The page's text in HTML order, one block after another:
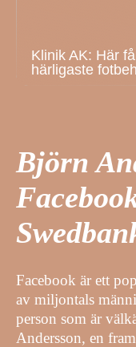
Klinik AK: Här
härligaste
Björn
Facebook är ett
av miljontals
person som är
Andersson, en